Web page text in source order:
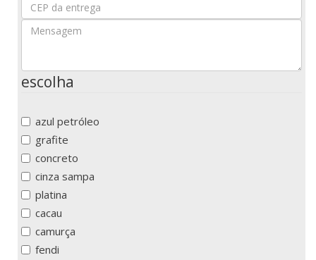
escolha
azul petróleo
grafite
concreto
cinza sampa
platina
cacau
camurça
fendi